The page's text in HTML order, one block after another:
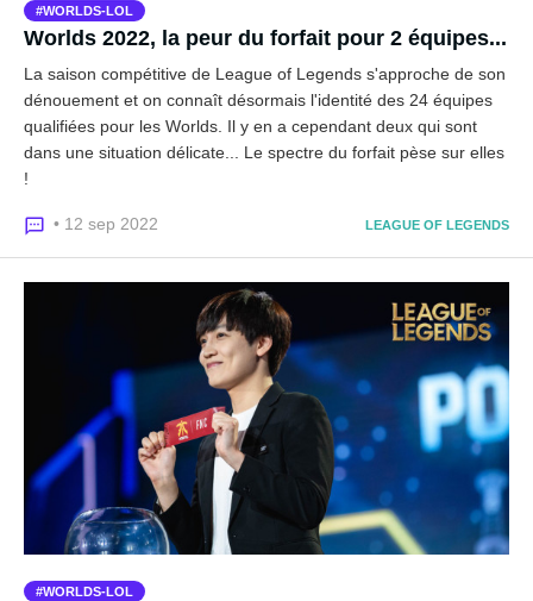
WORLDS-LOL
Worlds 2022, la peur du forfait pour 2 équipes...
La saison compétitive de League of Legends s'approche de son
dénouement et on connaît désormais l'identité des 24 équipes
qualifiées pour les Worlds. Il y en a cependant deux qui sont
dans une situation délicate... Le spectre du forfait pèse sur elles
!
• 12 sep 2022 LEAGUE OF LEGENDS
WORLDS-LOL